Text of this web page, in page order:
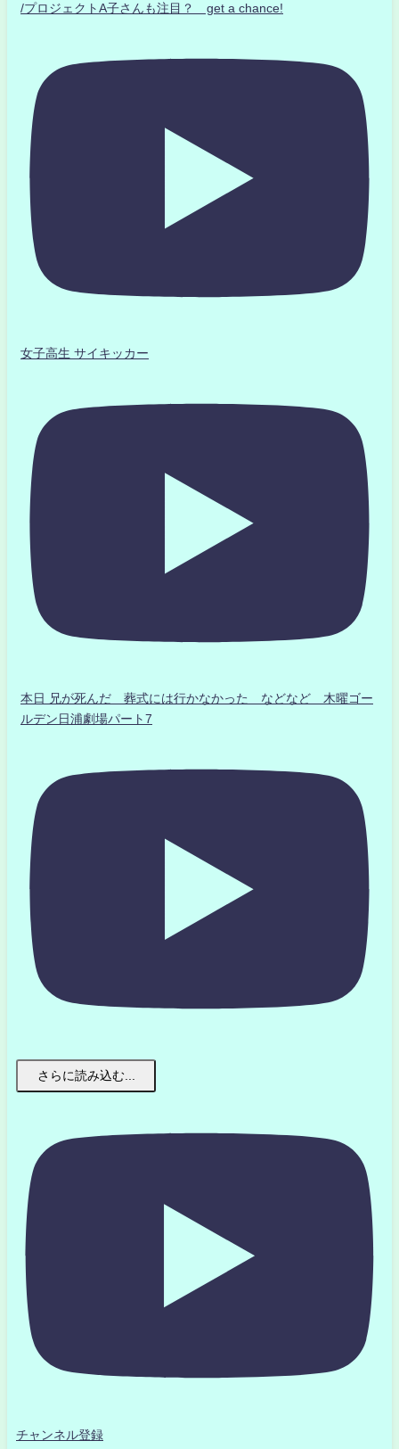
/プロジェクトA子さんも注目？ get a chance!
女子高生 サイキッカー
本日 兄が死んだ 葬式には行かなかった などなど 木曜ゴー
ルデン日浦劇場パート7
さらに読み込む...
チャンネル登録